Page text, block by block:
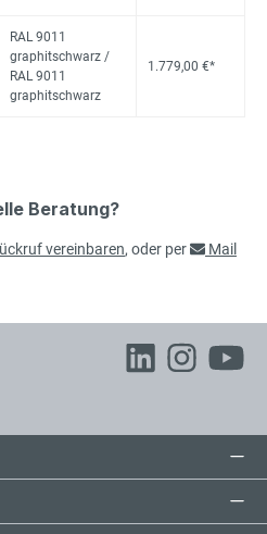
RAL 9011
graphitschwarz /
RAL 9011
graphitschwarz
1.779,00 €*
Beratung?
vereinbaren, oder per
Mail